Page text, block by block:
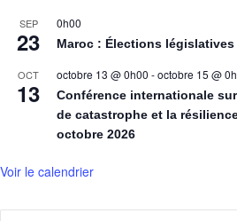
SEP
23
0h00
Maroc : Élections législatives
OCT
13
octobre 13 @ 0h00 -octobre 15 @
Conférence internationale
de catastrophe et la
octobre 2026
Voir le calendrier